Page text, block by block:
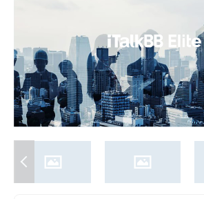
会计师
建筑装修